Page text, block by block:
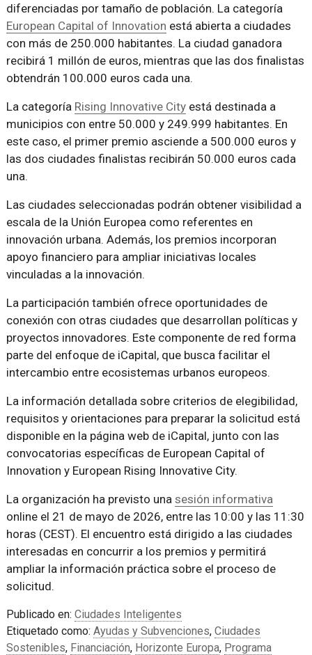
diferenciadas por tamaño de población. La categoría
European Capital of Innovation está abierta a ciudades
con más de 250.000 habitantes. La ciudad ganadora
recibirá 1 millón de euros, mientras que las dos finalistas
obtendrán 100.000 euros cada una.
La categoría Rising Innovative Cityestá destinada a
municipios con entre 50.000 y 249.999 habitantes. En
este caso, el primer premio asciende a 500.000 euros y
las dos ciudades finalistas recibirán 50.000 euros cada
una.
Las ciudades seleccionadas podrán obtener visibilidad a
escala de la Unión Europea como referentes en
innovación urbana. Además, los premios incorporan
apoyo financiero para ampliar iniciativas locales
vinculadas a la innovación.
La participación también ofrece oportunidades de
conexión con otras ciudades que desarrollan políticas y
proyectos innovadores. Este componente de red forma
parte del enfoque de iCapital, que busca facilitar el
intercambio entre ecosistemas urbanos europeos.
La información detallada sobre criterios de elegibilidad,
requisitos y orientaciones para preparar la solicitud está
disponible en la página web de iCapital, junto con las
convocatorias específicas de European Capital of
Innovation y European Rising Innovative City.
La organización ha previsto una sesión informativa
online el 21 de mayo de 2026, entre las 10:00 y las 11:30
horas (CEST). El encuentro está dirigido a las ciudades
interesadas en concurrir a los premios y permitirá
ampliar la información práctica sobre el proceso de
solicitud.
Publicado en: Ciudades Inteligentes
Etiquetado como: Ayudas y Subvenciones, Ciudades
Sostenibles, Financiación, Horizonte Europa, Programa